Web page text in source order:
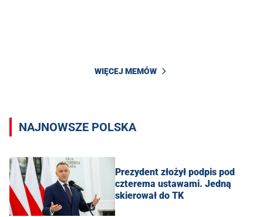
WIĘCEJ MEMÓW
NAJNOWSZE POLSKA
Prezydent złożył podpis pod
czterema ustawami. Jedną
skierował do TK